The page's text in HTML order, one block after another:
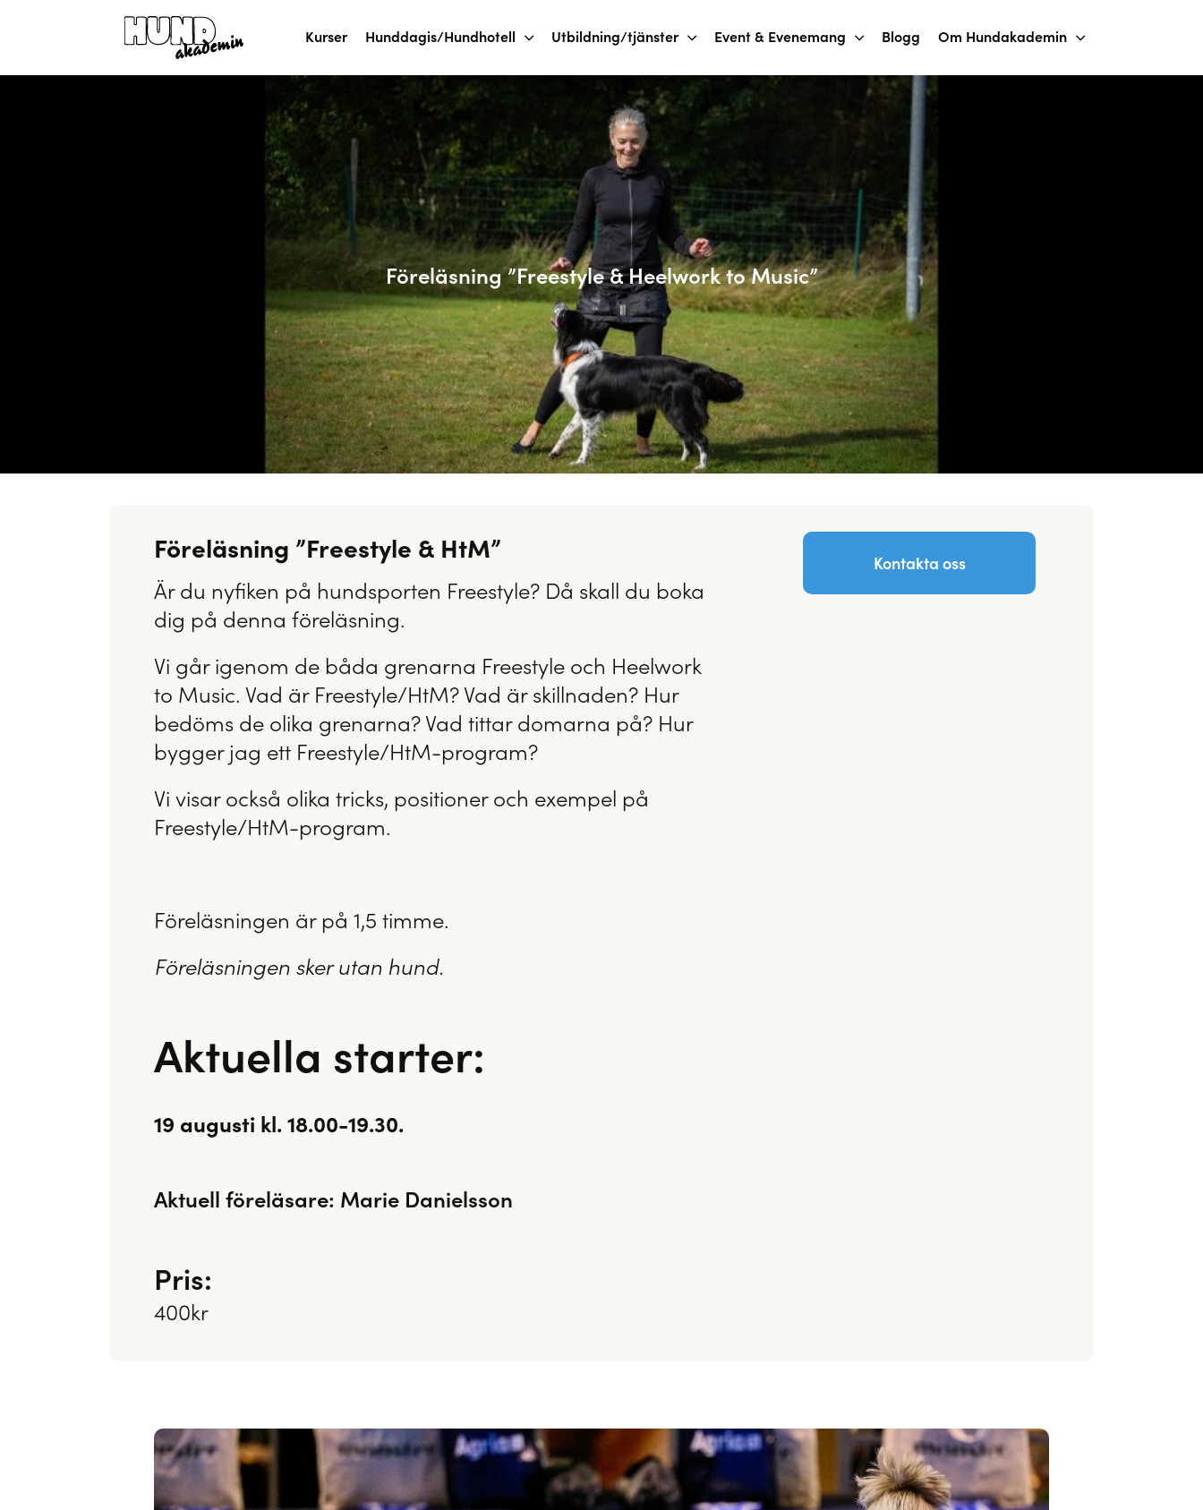
Kurser Hunddagis/Hundhotell Utbildning/tjänster Event & Evenemang Blogg Om Hundakademin
Föreläsning ”Freestyle & Heelwork to Music”
Föreläsning ”Freestyle & HtM”
Är du nyfiken på hundsporten Freestyle? Då skall du boka
dig på denna föreläsning.
Vi går igenom de båda grenarna Freestyle och Heelwork
to Music. Vad är Freestyle/HtM? Vad är skillnaden? Hur
bedöms de olika grenarna? Vad tittar domarna på? Hur
bygger jag ett Freestyle/HtM-program?
Vi visar också olika tricks, positioner och exempel på
Freestyle/HtM-program.
Föreläsningen är på 1,5 timme.
Föreläsningen sker utan hund.
Aktuella starter:
19 augusti kl. 18.00-19.30.
Aktuell föreläsare: Marie Danielsson
Pris:
400kr
Kontakta oss